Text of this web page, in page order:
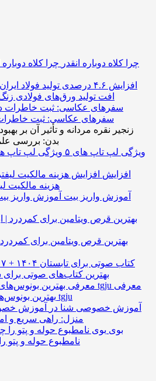
چرا کلاه دوباره انقدر
افت تولید ورق‌های فولادی
سفرهای عکاسی: ثبت
زنجیر نقره مردانه و تأثیر آن بر
بدن: بررسی
۵ ویژگی لپ تاپ های
افزایش
هزینه مالکیت
آموزش واریز بیت
بهترین قرص ویتامین برای
۷ کتاب صوتی برای تابستان ۱۴۰۴ +
بهترین کتاب‌های صوتی
معرفی
بهترین بونوس‌های فارکس در سایت tgju
آموزش خصوصی شنا در
منزل: راهی سریع و
بوی
نامطبوع حوله و پتو